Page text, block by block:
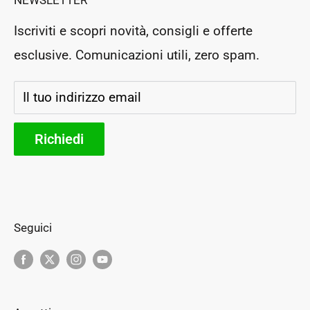
P.Iva: IT03364130546
Rea: PG283954
Prenota un appuntamento
Negozio Fisico
Segui il tuo ordine
Storia e futuro
Parteners
Iscriviti e scopri novità, consigli e offerte
esclusive. Comunicazioni utili, zero spam.
Il tuo indirizzo email
Richiedi
Seguici